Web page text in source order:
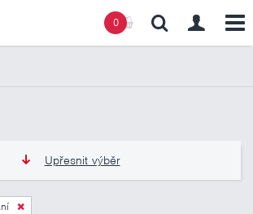
0
Upřesnit výběr